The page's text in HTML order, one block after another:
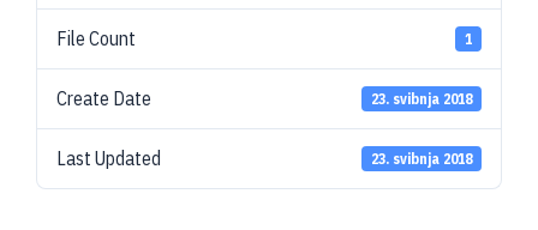
File Count 1
Create Date 23. svibnja 2018
Last Updated 23. svibnja 2018